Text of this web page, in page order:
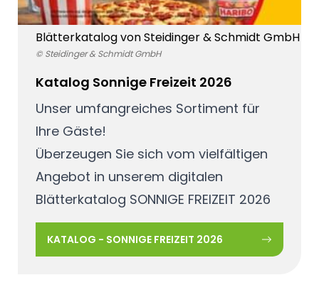
Katalog Sonnige Freizeit 2026
Unser umfangreiches Sortiment für
Ihre Gäste!
Überzeugen Sie sich vom vielfältigen
Angebot in unserem digitalen
Blätterkatalog SONNIGE FREIZEIT 2026
KATALOG - SONNIGE FREIZEIT 2026
Blätterkatalog von Steidinger & Schmidt GmbH
© Steidinger & Schmidt GmbH